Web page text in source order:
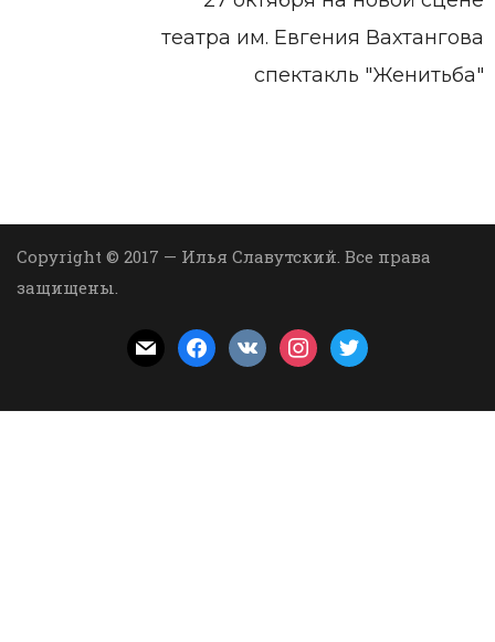
театра им. Евгения Вахтангова
спектакль "Женитьба"
Copyright © 2017 — Илья Славутский. Все права
защищены.
mail facebookvkontakteinstagram
twitter